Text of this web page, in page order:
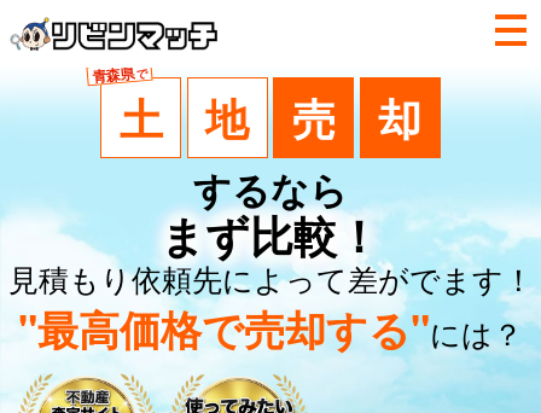
青森県で
土 地 売 却
するなら
まず比較！
見積もり依頼先によって差がでます！
"最高価格で売却する"には？